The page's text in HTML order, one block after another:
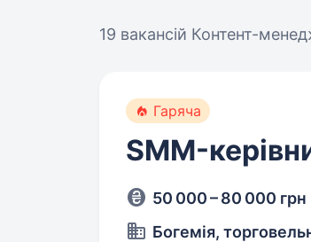
19 вакансій Контент-
Гаряча
SMM-
50 000 – 80 000 грн
Богемія,